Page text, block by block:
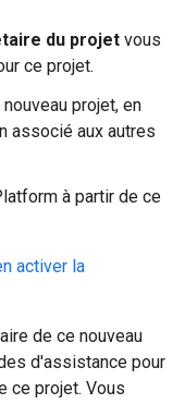
du projet vous
ce projet.
projet, en
associé aux autres
à partir de ce
activer la
de ce nouveau
d'assistance pour
ce projet. Vous